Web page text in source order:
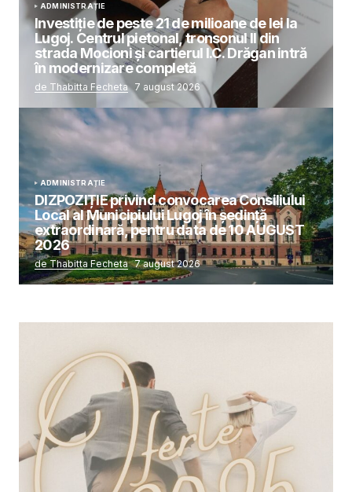
ADMINISTRAȚIE
Investiție de peste 21 de milioane de lei la
Lugoj. Centrul pietonal, tronsonul II din
strada Mocioni și cartierul I.C. Drăgan intră
în modernizare completă
de Thabitta Fecheta 7 august 2026
ADMINISTRAȚIE
DIZPOZIȚIE privind convocarea Consiliului
Local al Municipiului Lugoj în şedinţă
extraordinară, pentru data de 10 AUGUST
2026
de Thabitta Fecheta 7 august 2026